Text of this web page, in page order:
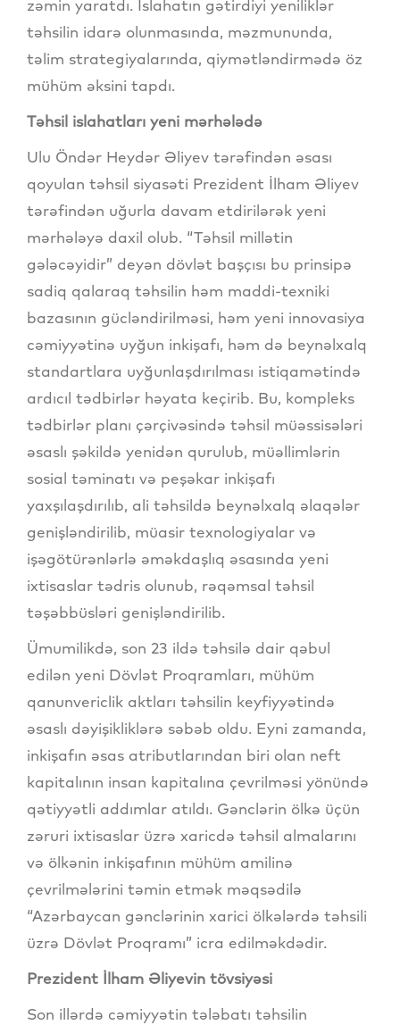
zəmin yaratdı. İslahatın gətirdiyi yeniliklər
təhsilin idarə olunmasında, məzmununda,
təlim strategiyalarında, qiymətləndirmədə öz
mühüm əksini tapdı.
Təhsil islahatları yeni mərhələdə
Ulu Öndər Heydər Əliyev tərəfindən əsası
qoyulan təhsil siyasəti Prezident İlham Əliyev
tərəfindən uğurla davam etdirilərək yeni
mərhələyə daxil olub. “Təhsil millətin
gələcəyidir” deyən dövlət başçısı bu prinsipə
sadiq qalaraq təhsilin həm maddi-texniki
bazasının gücləndirilməsi, həm yeni innovasiya
cəmiyyətinə uyğun inkişafı, həm də beynəlxalq
standartlara uyğunlaşdırılması istiqamətində
ardıcıl tədbirlər həyata keçirib. Bu, kompleks
tədbirlər planı çərçivəsində təhsil müəssisələri
əsaslı şəkildə yenidən qurulub, müəllimlərin
sosial təminatı və peşəkar inkişafı
yaxşılaşdırılıb, ali təhsildə beynəlxalq əlaqələr
genişləndirilib, müasir texnologiyalar və
işəgötürənlərlə əməkdaşlıq əsasında yeni
ixtisaslar tədris olunub, rəqəmsal təhsil
təşəbbüsləri genişləndirilib.
Ümumilikdə, son 23 ildə təhsilə dair qəbul
edilən yeni Dövlət Proqramları, mühüm
qanunvericlik aktları təhsilin keyfiyyətində
əsaslı dəyişikliklərə səbəb oldu. Eyni zamanda,
inkişafın əsas atributlarından biri olan neft
kapitalının insan kapitalına çevrilməsi yönündə
qətiyyətli addımlar atıldı. Gənclərin ölkə üçün
zəruri ixtisaslar üzrə xaricdə təhsil almalarını
və ölkənin inkişafının mühüm amilinə
çevrilmələrini təmin etmək məqsədilə
“Azərbaycan gənclərinin xarici ölkələrdə təhsili
üzrə Dövlət Proqramı” icra edilməkdədir.
Prezident İlham Əliyevin tövsiyəsi
Son illərdə cəmiyyətin tələbatı təhsilin